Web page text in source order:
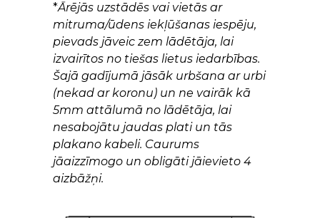
*Ārējās uzstādēs vai vietās ar
mitruma/ūdens iekļūšanas iespēju,
pievads jāveic zem lādētāja, lai
izvairītos no tiešas lietus iedarbības.
Šajā gadījumā jāsāk urbšana ar urbi
(nekad ar koronu) un ne vairāk kā
5mm attālumā no lādētāja, lai
nesabojātu jaudas plati un tās
plakano kabeli. Caurums
jāaizzīmogo un obligāti jāievieto 4
aizbāžņi.